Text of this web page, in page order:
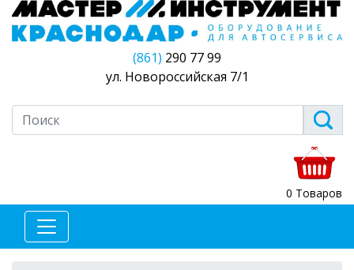
(861) 290 77 99
ул. Новороссийская 7/1
0 Товаров